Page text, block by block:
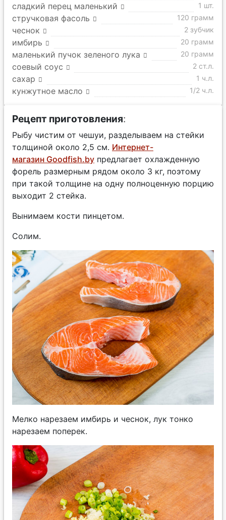
сладкий перец маленький 1 шт.
стручковая фасоль 120 грамм
чеснок 2 зубчик
имбирь 20 грамм
маленький пучок зеленого лука 20 грамм
соевый соус 2 ст.л.
сахар 1 ч.л.
кунжутное масло 1/2 ч.л.
Рецепт приготовления:
Рыбу чистим от чешуи, разделываем на стейки
толщиной около 2,5 см. Интернет-
магазин Goodfish.by предлагает охлажденную
форель размерным рядом около 3 кг, поэтому
при такой толщине на одну полноценную порцию
выходит 2 стейка.
Вынимаем кости пинцетом.
Солим.
Мелко нарезаем имбирь и чеснок, лук тонко
нарезаем поперек.